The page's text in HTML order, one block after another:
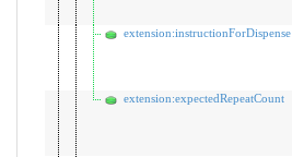
extension:instructionForDispense
extension:expectedRepeatCount